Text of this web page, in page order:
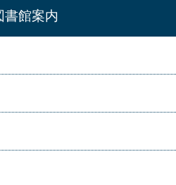
書館案内